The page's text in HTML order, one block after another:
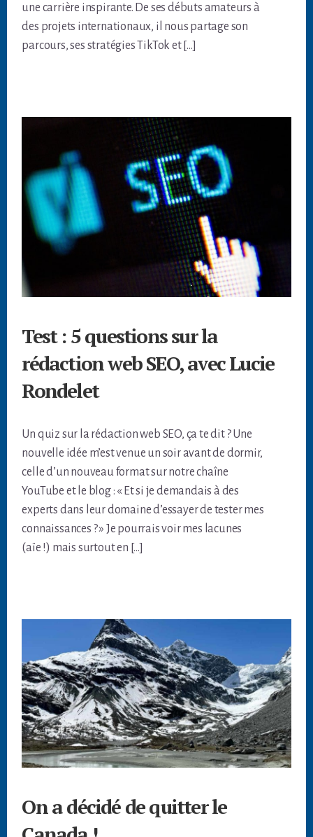
une carrière inspirante. De ses débuts amateurs à
des projets internationaux, il nous partage son
parcours, ses stratégies TikTok et […]
Test : 5 questions sur la
rédaction web SEO, avec Lucie
Rondelet
Un quiz sur la rédaction web SEO, ça te dit ? Une
nouvelle idée m’est venue un soir avant de dormir,
celle d’un nouveau format sur notre chaîne
YouTube et le blog : « Et si je demandais à des
experts dans leur domaine d’essayer de tester mes
connaissances ? » Je pourrais voir mes lacunes
(aïe !) mais surtout en […]
On a décidé de quitter le